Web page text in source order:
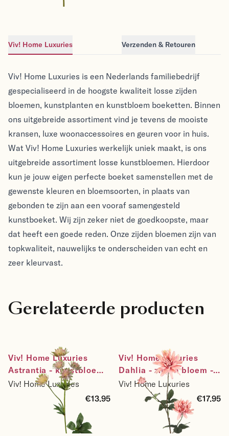
Viv! Home Luxuries Verzenden & Retouren
Viv! Home Luxuries
Viv! Home Luxuries
Viv! Home Luxuries is een Nederlands familiebedrijf
gespecialiseerd in de hoogste kwaliteit losse zijden
bloemen, kunstplanten en kunstbloem boeketten. Binnen
ons uitgebreide assortiment vind je tevens de mooiste
kransen, luxe woonaccessoires en geuren voor in huis.
Wat Viv! Home Luxuries werkelijk uniek maakt, is ons
uitgebreide assortiment losse kunstbloemen. Hierdoor
kun je jouw eigen perfecte boeket samenstellen met de
gewenste kleuren en bloemsoorten, in plaats van
gebonden te zijn aan een vooraf samengesteld
kunstboeket. Wij zijn zeker niet de goedkoopste, maar
dat heeft een goede reden. Onze zijden bloemen zijn van
topkwaliteit, nauwelijks te onderscheiden van echt en
zeer kleurvast.
Gerelateerde producten
Viv! Home Luxuries
Astrantia - kunstbloem -
roze groen - 64cm
Viv! Home Luxuries
€13.95
Viv! Home Luxuries
Dahlia - zijden bloem -
roze - 95cm
Viv! Home Luxuries
€17.95